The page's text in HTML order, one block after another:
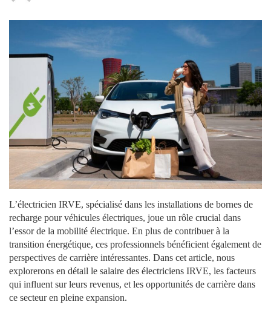
L’électricien IRVE, spécialisé dans les installations de bornes de
recharge pour véhicules électriques, joue un rôle crucial dans
l’essor de la mobilité électrique. En plus de contribuer à la
transition énergétique, ces professionnels bénéficient également de
perspectives de carrière intéressantes. Dans cet article, nous
explorerons en détail le salaire des électriciens IRVE, les facteurs
qui influent sur leurs revenus, et les opportunités de carrière dans
ce secteur en pleine expansion.